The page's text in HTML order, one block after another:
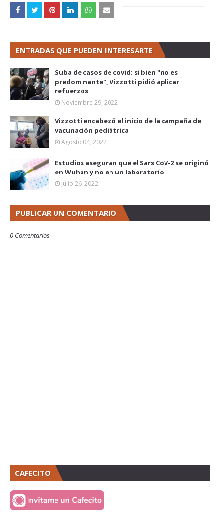
ENTRADAS QUE PUEDEN INTERESARTE
Suba de casos de covid: si bien "no es
predominante", Vizzotti pidió aplicar
refuerzos
Noviembre 29, 2022
Vizzotti encabezó el inicio de la campaña de
vacunación pediátrica
Agosto 04, 2022
Estudios aseguran que el Sars CoV-2 se originó
en Wuhan y no en un laboratorio
Julio 26, 2022
PUBLICAR UN COMENTARIO
0 Comentarios
CAFECITO